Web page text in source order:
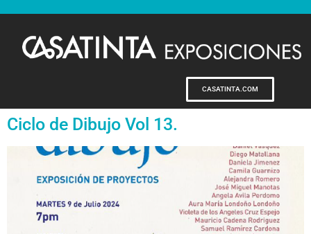
CASATINTA.COM
Ciclo de Dibujo Vol 13.